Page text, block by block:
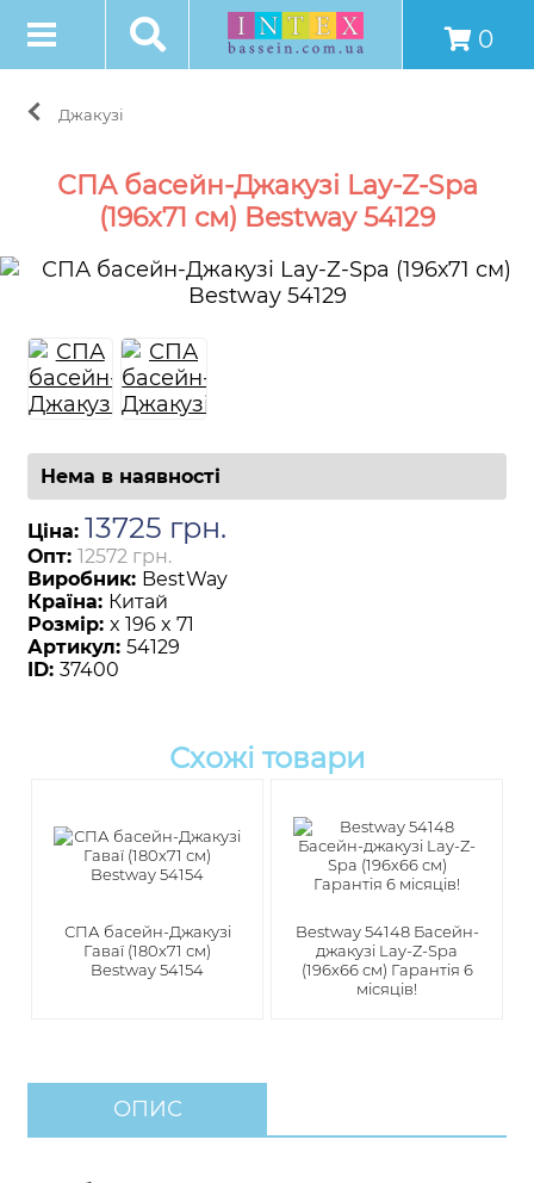
0
Джакузі
СПА басейн-Джакузі Lay-Z-Spa
(196х71 см) Bestway 54129
Нема в наявності
Ціна: 13725 грн.
Опт: 12572 грн.
Виробник: BestWay
Країна: Китай
Розмір: x 196 x 71
Артикул: 54129
ID: 37400
Схожі товари
СПА басейн-Джакузі
Гаваї (180х71 см)
Bestway 54154
Bestway 54148 Басейн-
джакузі Lay-Z-Spa
(196х66 см) Гарантія 6
місяців!
ОПИС